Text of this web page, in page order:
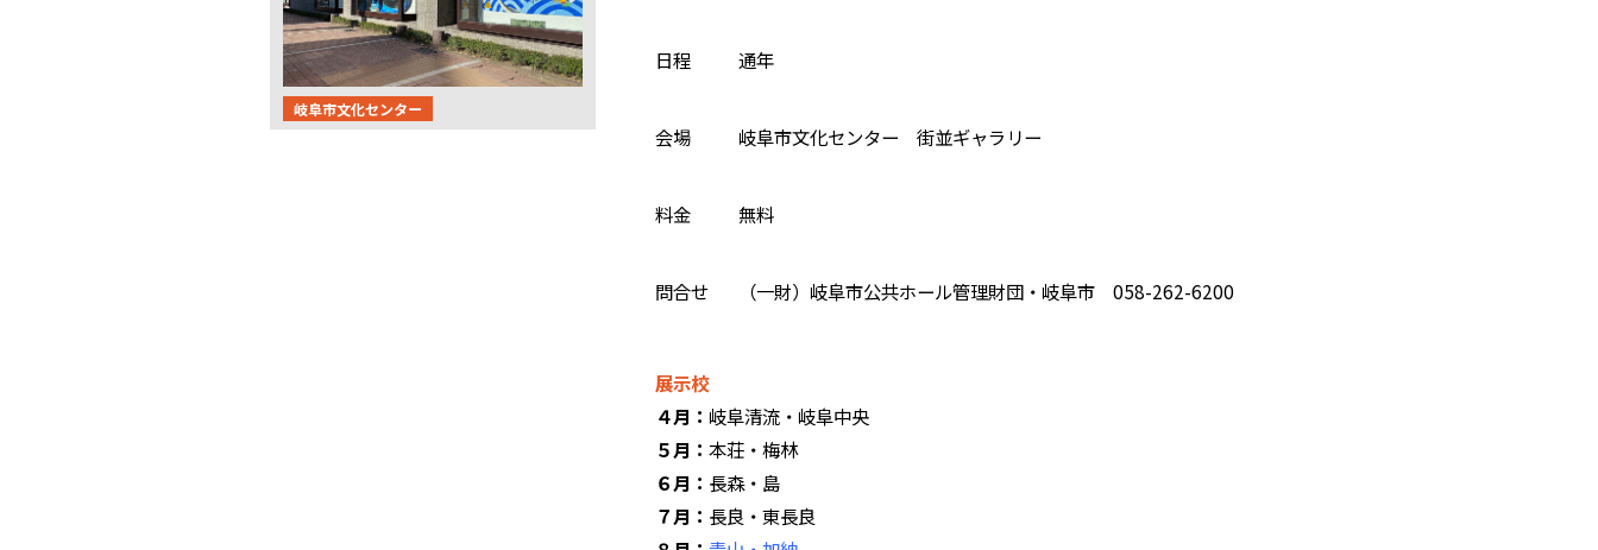
岐阜市文化センター
日程 通年
会場 岐阜市文化センター 街並ギャラリー
料金 無料
問合せ （一財）岐阜市公共ホール管理財団・岐阜市 058-262-6200
展示校
４月： 岐阜清流・岐阜中央
５月： 本荘・梅林
６月： 長森・島
７月： 長良・東長良